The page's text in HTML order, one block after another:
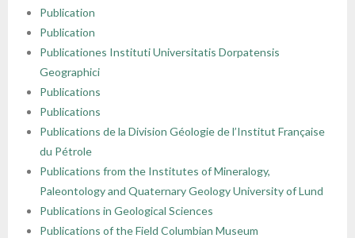
Publication
Publication
Publicationes Instituti Universitatis Dorpatensis
Geographici
Publications
Publications
Publications de la Division Géologie de l’Institut Française
du Pétrole
Publications from the Institutes of Mineralogy,
Paleontology and Quaternary Geology University of Lund
Publications in Geological Sciences
Publications of the Field Columbian Museum